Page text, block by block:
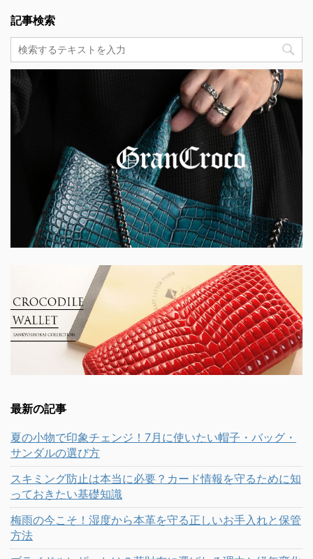
記事検索
最新の記事
夏の小物で印象チェンジ！7月に使いたい帽子・バッグ・
サンダルの選び方
スキミング防止は本当に必要？カード情報を守るために知
っておきたい基礎知識
梅雨の今こそ！湿度から本革を守る正しいお手入れと保管
方法